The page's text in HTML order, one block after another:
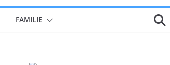
FAMILIE